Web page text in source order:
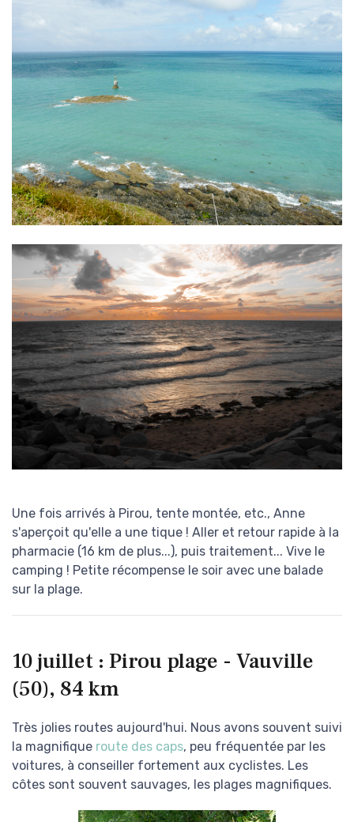
Une fois arrivés à Pirou, tente montée, etc., Anne
s'aperçoit qu'elle a une tique ! Aller et retour rapide à la
pharmacie (16 km de plus...), puis traitement... Vive le
camping ! Petite récompense le soir avec une balade
sur la plage.
10 juillet : Pirou plage - Vauville
(50), 84 km
Très jolies routes aujourd'hui. Nous avons souvent suivi
la magnifique route des caps, peu fréquentée par les
voitures, à conseiller fortement aux cyclistes. Les
côtes sont souvent sauvages, les plages magnifiques.